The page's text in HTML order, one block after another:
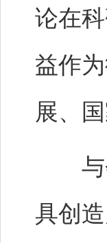
论在
益作
展、
与会
具创